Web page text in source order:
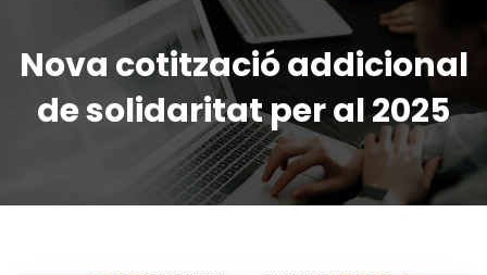
Nova cotització addicional
de solidaritat per al 2025